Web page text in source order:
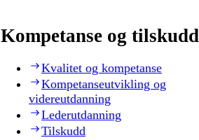
Kompetanse og tilskudd
Kvalitet og kompetanse
Kompetanseutvikling og
videreutdanning
Lederutdanning
Tilskudd